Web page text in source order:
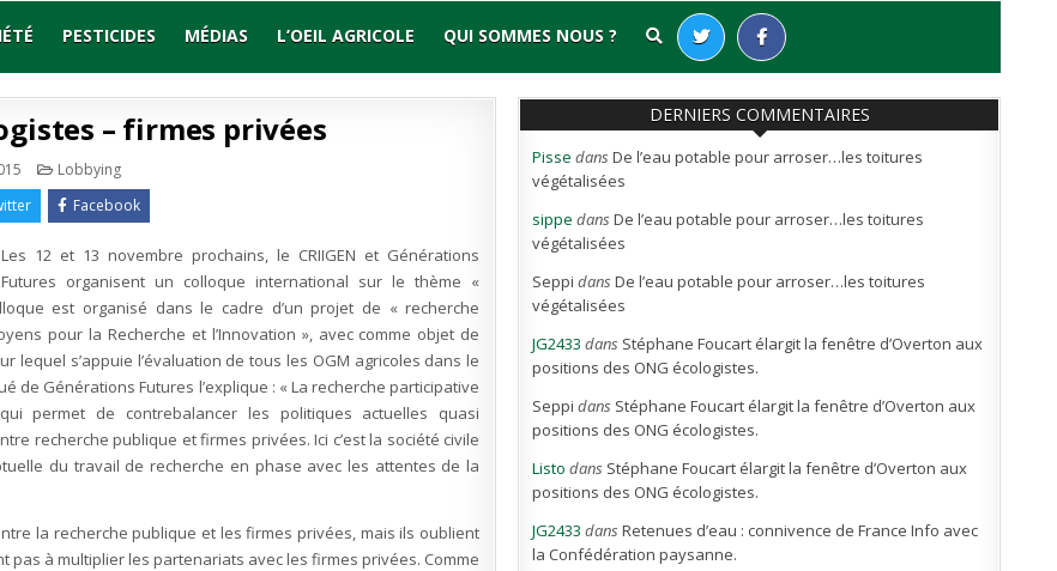
PESTICIDES MÉDIAS L’OEIL AGRICOLE QUI SOMMES NOUS ?
– firmes privées
Publié
Lobbying
Facebook
Les 12 et 13 novembre prochains, le CRIIGEN et Générations
Futures organisent un colloque international sur le thème «
est organisé dans le cadre d’un projet de « recherche
pour la Recherche et l’Innovation », avec comme objet de
lequel s’appuie l’évaluation de tous les OGM agricoles dans le
de Générations Futures l’explique : « La recherche participative
permet de contrebalancer les politiques actuelles quasi
recherche publique et firmes privées. Ici c’est la société civile
du travail de recherche en phase avec les attentes de la
la recherche publique et les firmes privées, mais ils oublient
pas à multiplier les partenariats avec les firmes privées. Comme
DERNIERS COMMENTAIRES
Pisse dansDe l’eau potable pour arroser…les toitures
végétalisées
sippe dansDe l’eau potable pour arroser…les toitures
végétalisées
Seppi dansDe l’eau potable pour arroser…les toitures
végétalisées
JG2433 dans Stéphane Foucart élargit la fenêtre d’Overton aux
positions des ONG écologistes.
Seppi dans Stéphane Foucart élargit la fenêtre d’Overton aux
positions des ONG écologistes.
Listo dans Stéphane Foucart élargit la fenêtre d’Overton aux
positions des ONG écologistes.
JG2433 dansRetenues d’eau : connivence de France Info avec
la Confédération paysanne.